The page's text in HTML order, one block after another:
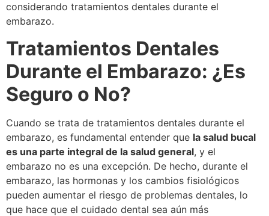
considerando tratamientos dentales durante el
embarazo.
Tratamientos Dentales
Durante el Embarazo: ¿Es
Seguro o No?
Cuando se trata de tratamientos dentales durante el
embarazo, es fundamental entender que la salud bucal
es una parte integral de la salud general, y el
embarazo no es una excepción. De hecho, durante el
embarazo, las hormonas y los cambios fisiológicos
pueden aumentar el riesgo de problemas dentales, lo
que hace que el cuidado dental sea aún más